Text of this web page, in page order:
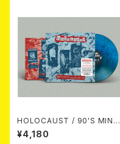
HOLOCAUST / 90'S MIND I
N YOUR MINDS (※LTD.150
SWIRL BLUE VINYL)
¥4,180